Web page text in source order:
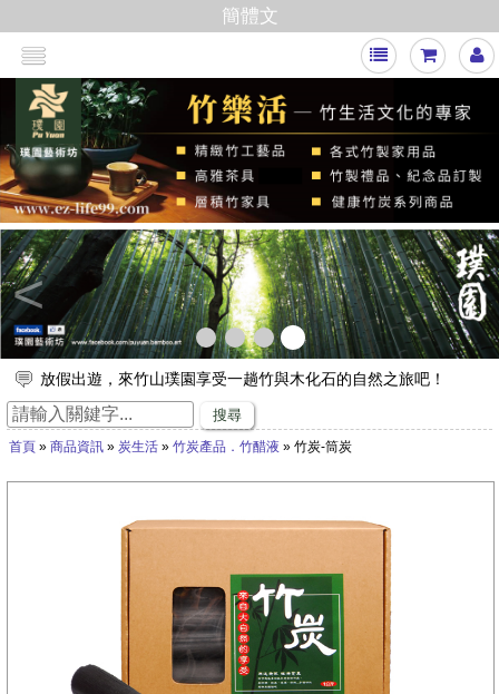
簡體文
<
放假出遊，來竹山璞園享受一趟竹與木化石的自然之旅吧！
竹子的專家，有任何與竹相關的問題歡迎找璞園！
【舒浮沙發】隆重登場
璞園有LINE@官方帳號囉！ID：@qee6991z
搜尋
首頁» 商品資訊» 炭生活» 竹炭產品．竹醋液 » 竹炭-筒炭